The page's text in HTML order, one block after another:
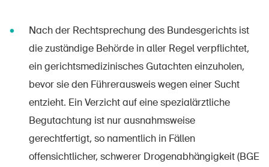
Nach der Rechtsprechung des Bundesgerichts ist
die zuständige Behörde in aller Regel verpflichtet,
ein gerichtsmedizinisches Gutachten einzuholen,
bevor sie den Führerausweis wegen einer Sucht
entzieht. Ein Verzicht auf eine spezialärztliche
Begutachtung ist nur ausnahmsweise
gerechtfertigt, so namentlich in Fällen
offensichtlicher, schwerer Drogenabhängigkeit (BGE